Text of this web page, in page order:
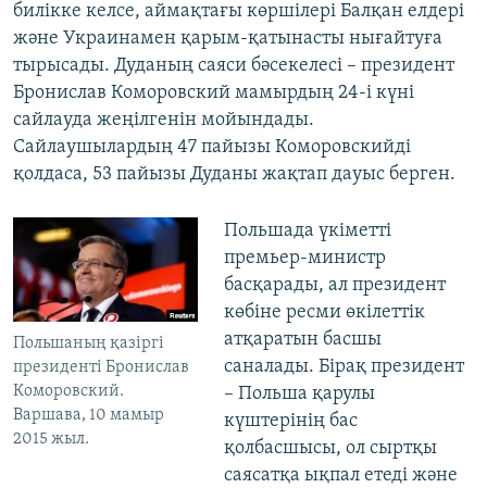
билікке келсе, аймақтағы көршілері Балқан елдері
және Украинамен қарым-қатынасты нығайтуға
тырысады. Дуданың саяси бәсекелесі – президент
Бронислав Коморовский мамырдың 24-і күні
сайлауда жеңілгенін мойындады.
Сайлаушылардың 47 пайызы Коморовскийді
қолдаса, 53 пайызы Дуданы жақтап дауыс берген.
Польшаның қазіргі
президенті Бронислав
Коморовский.
Варшава, 10 мамыр
2015 жыл.
Польшада үкіметті
премьер-министр
басқарады, ал президент
көбіне ресми өкілеттік
атқаратын басшы
саналады. Бірақ президент
– Польша қарулы
күштерінің бас
қолбасшысы, ол сыртқы
саясатқа ықпал етеді және